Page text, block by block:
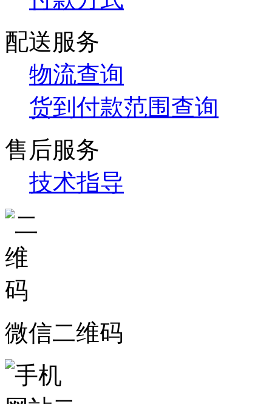
配送服务
物流查询
货到付款范围查询
售后服务
技术指导
微信二维码